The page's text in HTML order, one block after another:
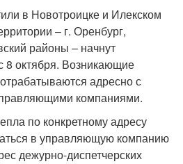
в Новотроицке и Илекском
– г. Оренбург,
районы – начнут
8 октября. Возникающие
адресно с
компаниями.
по конкретному адресу
в управляющую компанию
дежурно-диспетчерских